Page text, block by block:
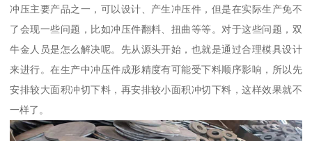
冲压主要产品之一，可以设计、产生冲压件，但是在实际生产免不
了会现一些问题，比如冲压件翻料、扭曲等等。对于这些问题，双
牛金人员是怎么解决呢。先从源头开始，也就是通过合理模具设计
来进行。在生产中冲压件成形精度有可能受下料顺序影响，所以先
安排较大面积冲切下料，再安排较小面积冲切下料，这样效果就不
一样了。